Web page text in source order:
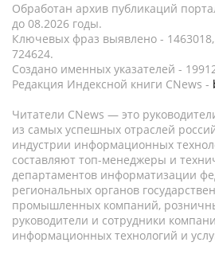
Обработан архив публикаций
до 08.2026 годы.
Ключевых фраз выявлено -
724624.
Создано именных указателей -
Редакция Индексной книги CNews -
Читатели CNews — это
из самых успешных отраслей
индустрии информационных
составляют топ-менеджеры и
департаментов информатизации
региональных органов
промышленных компаний,
руководители и сотрудники
информационных технологий и